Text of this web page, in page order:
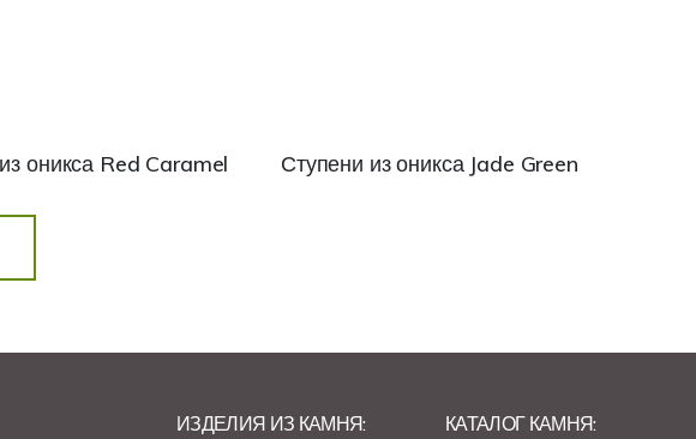
оникса Red Caramel Ступени из оникса Jade Green
ИЗДЕЛИЯ ИЗ КАМНЯ:
КАТАЛОГ КАМНЯ: